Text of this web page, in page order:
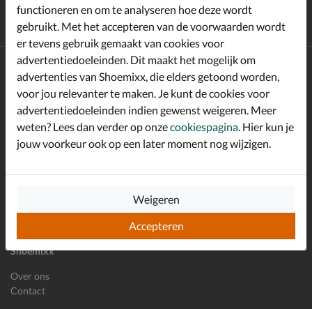
Gratisverzending en retour*
Achterafbetalen
Shoemixx
Over ons
Contact
Altijd op de hoogte zijn?
Schrijf je in voor de Shoemixx nieuwsbrief en ontvang €10,-
welkomstkorting!*
E-mailadres
functioneren en om te analyseren hoe deze wordt
gebruikt. Met het accepteren van de voorwaarden wordt
er tevens gebruik gemaakt van cookies voor
advertentiedoeleinden. Dit maakt het mogelijk om
advertenties van Shoemixx, die elders getoond worden,
voor jou relevanter te maken. Je kunt de cookies voor
advertentiedoeleinden indien gewenst weigeren. Meer
weten? Lees dan verder op onzecookiespagina . Hier kun je
jouw voorkeur ook op een later moment nog wijzigen.
Accepteren
Weigeren